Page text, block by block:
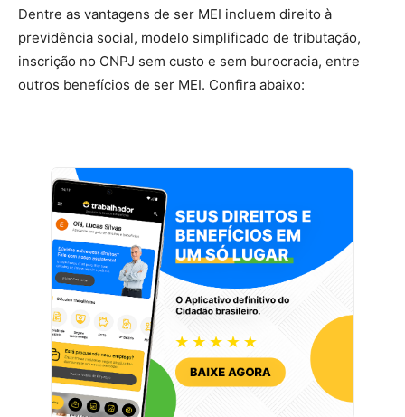
Dentre as vantagens de ser MEI incluem direito à
previdência social, modelo simplificado de tributação,
inscrição no CNPJ sem custo e sem burocracia, entre
outros benefícios de ser MEI. Confira abaixo: